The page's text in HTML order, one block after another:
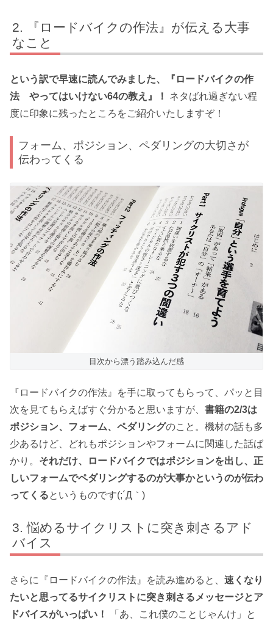
『ロードバイクの作法』が伝える大事
なこと
という訳で早速に読んでみました、『ロードバイクの作
法 やってはいけない64の教え』！ ネタばれ過ぎない程
度に印象に残ったところをご紹介いたしますぞ！
フォーム、ポジション、ペダリングの大切さが
伝わってくる
目次から漂う踏み込んだ感
『ロードバイクの作法』を手に取ってもらって、パッと目
次を見てもらえばすぐ分かると思いますが、 書籍の2/3は
ポジション、フォーム、ペダリングのこと。機材の話も多
少あるけど、どれもポジションやフォームに関連した話ば
かり。 それだけ、ロードバイクではポジションを出し、正
しいフォームでペダリングするのが大事かというのが伝わ
ってくるというものです(;´Д｀)
悩めるサイクリストに突き刺さるアド
バイス
さらに『ロードバイクの作法』を読み進めると、 速くなり
たいと思ってるサイクリストに突き刺さるメッセージとア
ドバイスがいっぱい！
「あ、これ僕のことじゃんけ」と